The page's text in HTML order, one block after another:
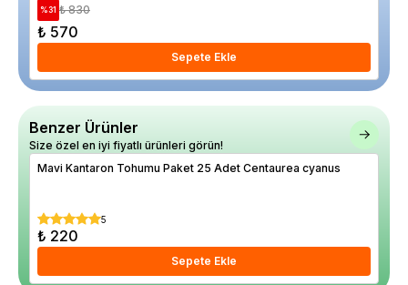
%31 ₺ 830
₺ 570
Sepete Ekle
Benzer Ürünler
Size özel en iyi fiyatlı ürünleri görün!
Mavi Kantaron Tohumu Paket 25 Adet Centaurea cyanus
5
₺ 220
Sepete Ekle